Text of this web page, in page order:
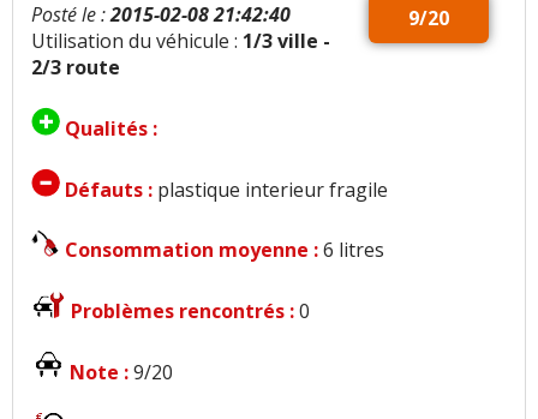
9/20
Posté le :2015-02-08 21:42:40
Utilisation du véhicule : 1/3 ville -
2/3 route
Qualités :
Défauts : plastique interieur fragile
Consommation moyenne :6 litres
Problèmes rencontrés :0
Note :9/20